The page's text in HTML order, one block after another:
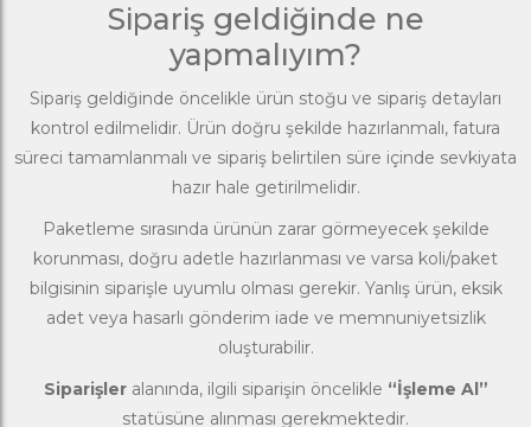
Sipariş geldiğinde ne
yapmalıyım?
Sipariş geldiğinde öncelikle ürün stoğu ve sipariş detayları
kontrol edilmelidir. Ürün doğru şekilde hazırlanmalı, fatura
süreci tamamlanmalı ve sipariş belirtilen süre içinde sevkiyata
hazır hale getirilmelidir.
Paketleme sırasında ürünün zarar görmeyecek şekilde
korunması, doğru adetle hazırlanması ve varsa koli/paket
bilgisinin siparişle uyumlu olması gerekir. Yanlış ürün, eksik
adet veya hasarlı gönderim iade ve memnuniyetsizlik
oluşturabilir.
Siparişleralanında, ilgili siparişin öncelikle “İşleme Al”
statüsüne alınması gerekmektedir.